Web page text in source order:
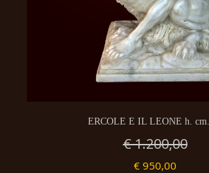
ERCOLE E IL LEONE h.
€ 1.200,00
€ 950,00